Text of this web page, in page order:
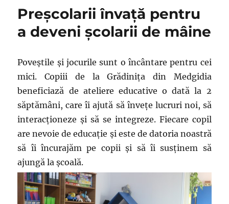
și
voie
bună!
Preșcolarii învață pentru
a deveni școlarii de mâine
Poveștile și jocurile sunt o încântare pentru cei
mici. Copiii de la Grădinița din Medgidia
beneficiază de ateliere educative o dată la 2
săptămâni, care îi ajută să învețe lucruri noi, să
interacționeze și să se integreze. Fiecare copil
are nevoie de educație și este de datoria noastră
să îi încurajăm pe copii și să îi susținem să
ajungă la școală.